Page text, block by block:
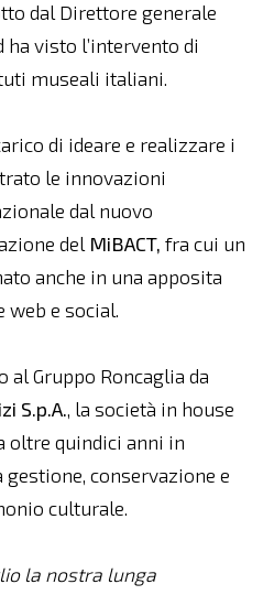
dal Direttore generale
visto l’intervento di
museali italiani.
di ideare e realizzare i
le innovazioni
dal nuovo
del MiBACT, fra cui un
anche in una apposita
e social.
Gruppo Roncaglia da
S.p.A., la società in house
oltre quindici anni in
conservazione e
culturale.
la nostra lunga